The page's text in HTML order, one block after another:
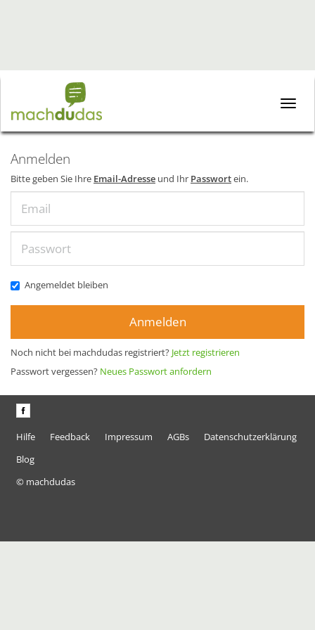
Toggle
Anmelden
Bitte geben Sie Ihre Email-Adresse und Ihr Passwortein.
Angemeldet bleiben
Anmelden
Noch nicht bei machdudas registriert? Jetzt registrieren
Passwort vergessen? Neues Passwort anfordern
Hilfe Feedback Impressum AGBs
Datenschutzerklärung
Blog
© machdudas